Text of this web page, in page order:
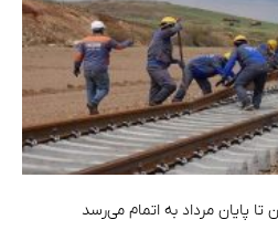
تا پایان مرداد به اتمام می‌رسد